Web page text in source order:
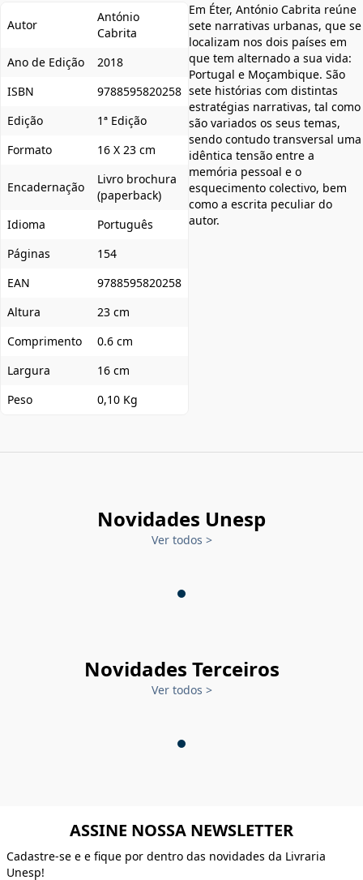
Autor
António
Cabrita
Ano de Edição
2018
ISBN
9788595820258
Edição
1ª Edição
Formato
16 X 23 cm
Encadernação
Livro brochura
(paperback)
Idioma
Português
Páginas
154
EAN
9788595820258
Altura
23 cm
Comprimento
0.6 cm
Largura
16 cm
Peso
0,10 Kg
Em Éter, António Cabrita reúne
sete narrativas urbanas, que se
localizam nos dois países em
que tem alternado a sua vida:
Portugal e Moçambique. São
sete histórias com distintas
estratégias narrativas, tal como
são variados os seus temas,
sendo contudo transversal uma
idêntica tensão entre a
memória pessoal e o
esquecimento colectivo, bem
como a escrita peculiar do
autor.
Novidades Unesp
Ver todos >
Novidades Terceiros
Ver todos >
ASSINE NOSSA NEWSLETTER
Cadastre-se e e fique por dentro das novidades da Livraria
Unesp!